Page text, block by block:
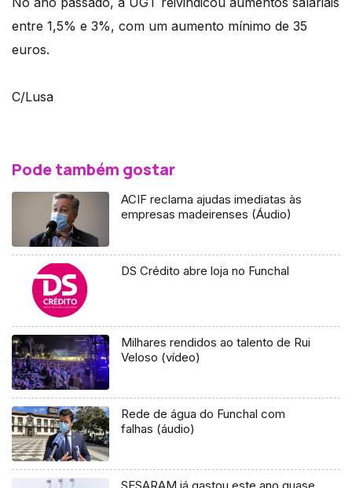
entre 1,5% e 3%, com um aumento mínimo de 35
euros.
C/Lusa
Pode também gostar
ACIF reclama ajudas imediatas às
empresas madeirenses (Áudio)
DS Crédito abre loja no Funchal
Milhares rendidos ao talento de Rui
Veloso (vídeo)
Rede de água do Funchal com
falhas (áudio)